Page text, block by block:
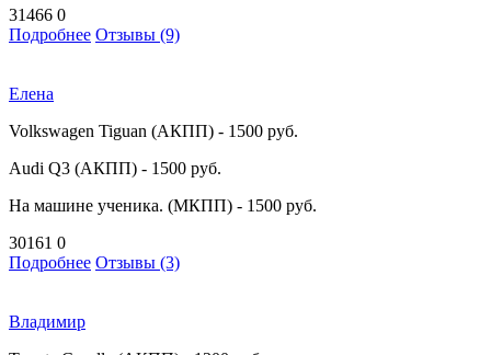
31466 0
Подробнее Отзывы (9)
Елена
Volkswagen Tiguan (АКПП) - 1500 руб.
Audi Q3 (АКПП) - 1500 руб.
На машине ученика. (МКПП) - 1500 руб.
30161 0
Подробнее Отзывы (3)
Владимир